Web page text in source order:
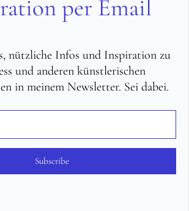
per Email
nützliche Infos und Inspiration zu
und anderen künstlerischen
in meinem Newsletter. Sei dabei.
Subscribe